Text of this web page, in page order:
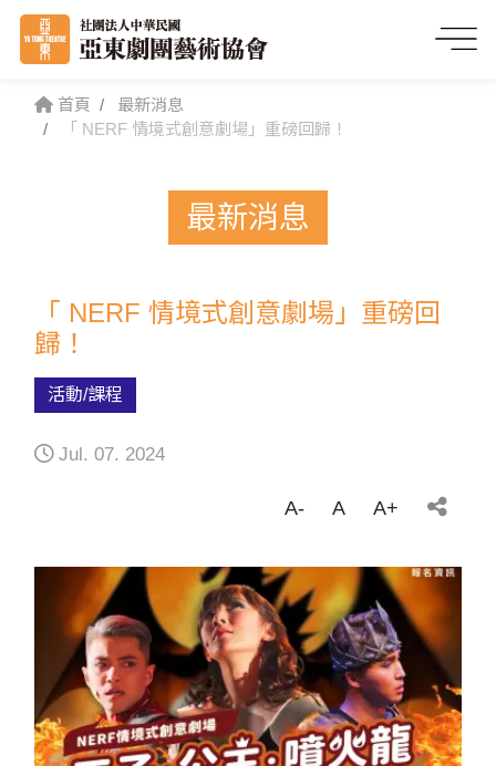
首頁
最新消息
「 NERF 情境式創意劇場」重磅回歸！
最新消息
「 NERF 情境式創意劇場」重磅回
歸！
活動/課程
Jul. 07. 2024
A- A A+